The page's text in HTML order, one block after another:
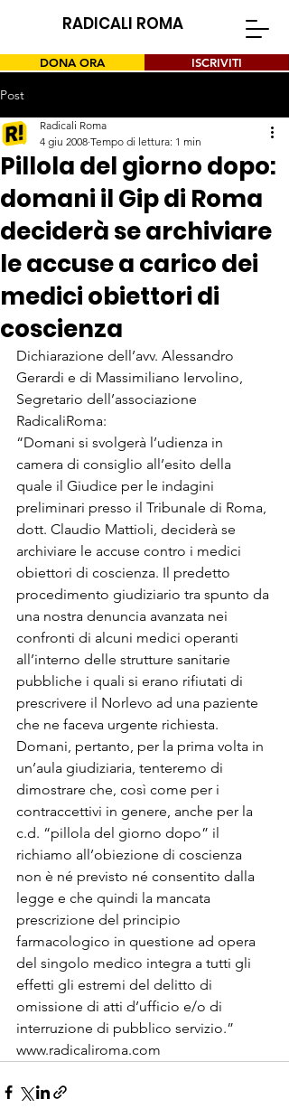
RADICALI ROMA
DONA ORA ISCRIVITI
Post
Pillola del giorno dopo:
domani il Gip di Roma
deciderà se archiviare
le accuse a carico dei
medici obiettori di
coscienza
Radicali Roma
4 giu 2008 Tempo di lettura: 1 min
Dichiarazione dell’avv. Alessandro
Gerardi e di Massimiliano Iervolino,
Segretario dell’associazione
RadicaliRoma:
“Domani si svolgerà l’udienza in
camera di consiglio all’esito della
quale il Giudice per le indagini
preliminari presso il Tribunale di Roma,
dott. Claudio Mattioli, deciderà se
archiviare le accuse contro i medici
obiettori di coscienza. Il predetto
procedimento giudiziario tra spunto da
una nostra denuncia avanzata nei
confronti di alcuni medici operanti
all’interno delle strutture sanitarie
pubbliche i quali si erano rifiutati di
prescrivere il Norlevo ad una paziente
che ne faceva urgente richiesta.
Domani, pertanto, per la prima volta in
un’aula giudiziaria, tenteremo di
dimostrare che, così come per i
contraccettivi in genere, anche per la
c.d. “pillola del giorno dopo” il
richiamo all’obiezione di coscienza
non è né previsto né consentito dalla
legge e che quindi la mancata
prescrizione del principio
farmacologico in questione ad opera
del singolo medico integra a tutti gli
effetti gli estremi del delitto di
omissione di atti d’ufficio e/o di
interruzione di pubblico servizio.”
www.radicaliroma.com